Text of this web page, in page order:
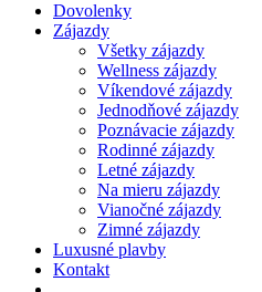
Dovolenky
Zájazdy
Všetky zájazdy
Wellness zájazdy
Víkendové zájazdy
Jednodňové zájazdy
Poznávacie zájazdy
Rodinné zájazdy
Letné zájazdy
Na mieru zájazdy
Vianočné zájazdy
Zimné zájazdy
Luxusné plavby
Kontakt